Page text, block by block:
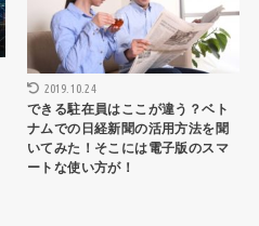
2019.10.24
できる駐在員はここが違う？ベト
ナムでの日経新聞の活用方法を聞
いてみた！そこには電子版のスマ
ートな使い方が！